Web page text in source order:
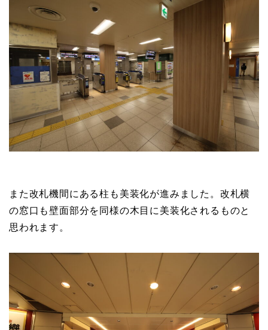
また改札機間にある柱も美装化が進みました。改札横
の窓口も壁面部分を同様の木目に美装化されるものと
思われます。